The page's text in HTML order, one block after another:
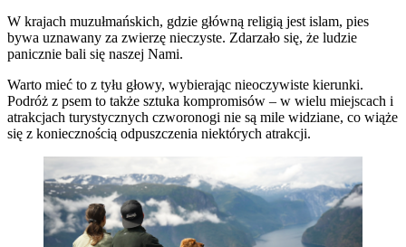
W krajach muzułmańskich, gdzie główną religią jest islam, pies
bywa uznawany za zwierzę nieczyste. Zdarzało się, że ludzie
panicznie bali się naszej Nami.
Warto mieć to z tyłu głowy, wybierając nieoczywiste kierunki.
Podróż z psem to także sztuka kompromisów – w wielu miejscach i
atrakcjach turystycznych czworonogi nie są mile widziane, co wiąże
się z koniecznością odpuszczenia niektórych atrakcji.